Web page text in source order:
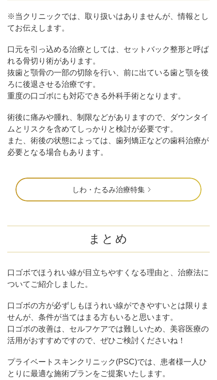
※当クリニックでは、取り扱いはありませんが、情報とし
てお伝えします。
口元を引っ込める治療としては、セットバック整形と呼ば
れる骨切り術があります。
抜歯と顎骨の一部の切除を行い、前に出ている歯と顎を後
ろに後退させる治療です。
重度の口ゴボにも対応できる外科手術となります。
術後に痛みや腫れ、制限などがありますので、ダウンタイ
ムとリスクを含めてしっかりと検討が必要です。
また、術後の状態によっては、歯列矯正などの歯科治療が
必要となる場合もあります。
しわ・たるみ治療特集
まとめ
口ゴボでほうれい線が目立ちやすくなる理由と、治療法に
ついてご紹介しました。
口ゴボの方が必ずしもほうれい線ができやすいとは限りま
せんが、条件が当てはまる方もいると思います。
口ゴボの改善は、セルフケアでは難しいため、美容医療の
活用がおすすめですので、ぜひご検討くださいね！
プライベートスキンクリニック(PSC)では、患者様一人ひ
とりに最適な施術プランをご提案いたします。